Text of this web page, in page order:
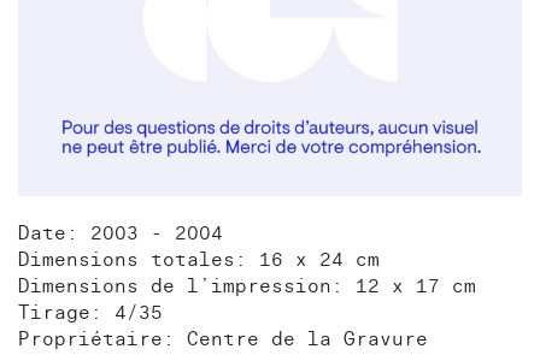
Date: 2003 - 2004
Dimensions totales: 16 x 24 cm
Dimensions de l’impression: 12 x 17 cm
Tirage: 4/35
Propriétaire: Centre de la Gravure